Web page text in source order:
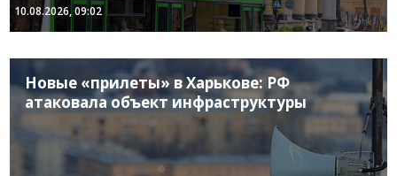
10.08.2026, 09:02
Новые «прилеты» в Харькове: РФ
атаковала объект инфраструктуры